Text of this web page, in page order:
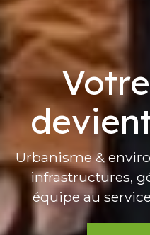
Urbanisme &
infrastructures,
équipe au